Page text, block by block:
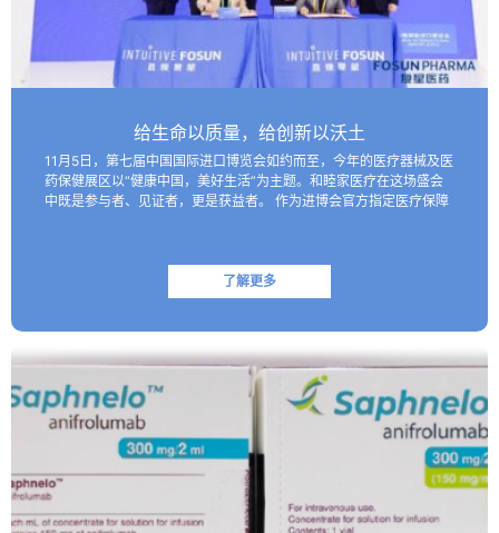
给生命以质量，给创新以沃土
11月5日，第七届中国国际进口博览会如约而至，今年的医疗器械及医
药保健展区以“健康中国，美好生活”为主题。和睦家医疗在这场盛会
中既是参与者、见证者，更是获益者。 作为进博会官方指定医疗保障
了解更多